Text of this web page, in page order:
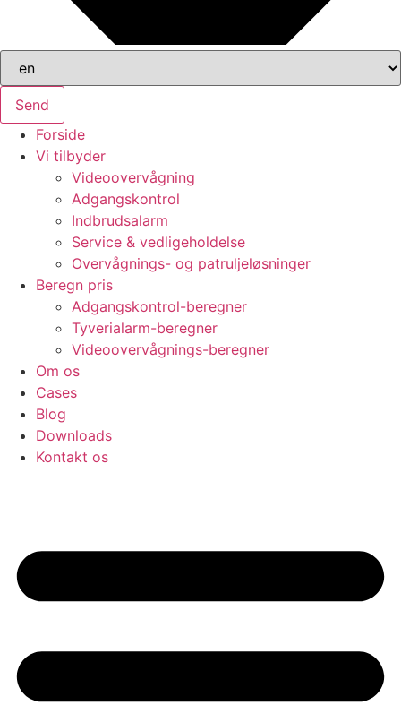
Send
Forside
Vi tilbyder
Videoovervågning
Adgangskontrol
Indbrudsalarm
Service & vedligeholdelse
Overvågnings- og patruljeløsninger
Beregn pris
Adgangskontrol-beregner
Tyverialarm-beregner
Videoovervågnings-beregner
Om os
Cases
Blog
Downloads
Kontakt os